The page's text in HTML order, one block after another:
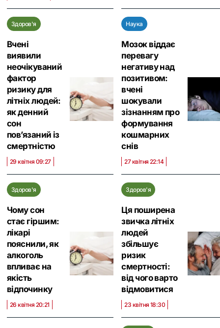
Здоров'я
Вчені
виявили
неочікуваний
фактор
ризику для
літніх людей:
як денний
сон
пов’язаний із
смертністю
29 квітня 09:27
Наука
Мозок віддає
перевагу
негативу над
позитивом:
вчені
шокували
зізнанням про
формування
кошмарних
снів
27 квітня 22:14
Здоров'я
Чому сон
стає гіршим:
лікарі
пояснили, як
алкоголь
впливає на
якість
відпочинку
26 квітня 20:21
Здоров'я
Ця поширена
звичка літніх
людей
збільшує
ризик
смертності:
від чого варто
відмовитися
23 квітня 18:30